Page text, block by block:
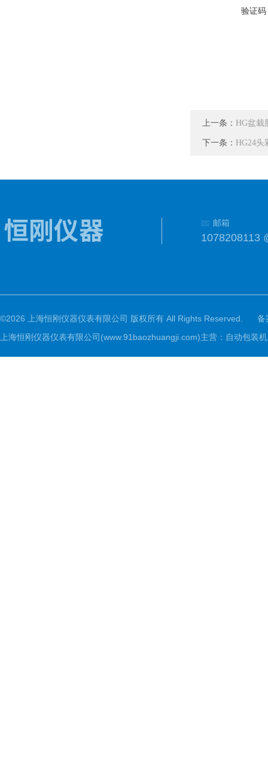
验证码
上一条： HG盆栽
下一条： HG24
邮箱
1078208113
©2026 上海恒刚仪器仪表有限公司 版权所有 All Rights Reserved.
备
上海恒刚仪器仪表有限公司(www.91baozhuangji.com)主营：自动包